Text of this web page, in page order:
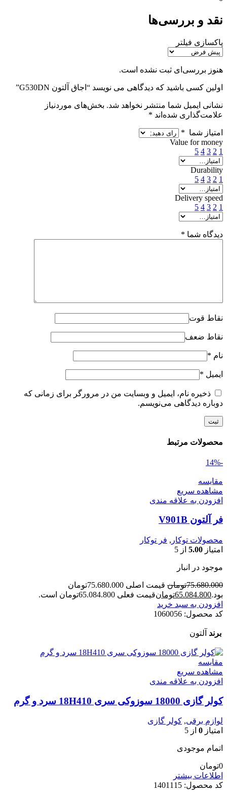
نقد و بررسی‌ها
پاکسازی فیلتر
هنوز بررسی‌ای ثبت نشده است.
اولین کسی باشید که دیدگاهی می نویسد “اجاق آلتون G530DN”
نشانی ایمیل شما منتشر نخواهد شد. بخش‌های موردنیاز
علامت‌گذاری شده‌اند *
امتیاز شما *
Value for money
1
2
3
4
5
Durability
1
2
3
4
5
Delivery speed
1
2
3
4
5
دیدگاه شما *
نقاط قوت
نقاط ضعف
نام *
ایمیل *
ذخیره نام، ایمیل و وبسایت من در مرورگر برای زمانی که
دوباره دیدگاهی می‌نویسم.
محصولات مرتبط
-14%
مقایسه
مشاهده سریع
افزودن به علاقه مندی
فر آلتون V901B
محصولات توکار , فر توکار
امتیاز 5.00 از 5
موجود در انبار
75.680.000تومان
قیمت اصلی 75.680.000تومان
بود.65.084.800تومانقیمت فعلی 65.084.800تومان است.
افزودن به سبد خرید
کد محصول: 1060056
برند آلتون
مقایسه
مشاهده سریع
افزودن به علاقه مندی
کولر گازی 18000 سوزوکی سری 18H410 سرد و گرم
لوازم برقی, کولر گازی
امتیاز 0 از 5
اتمام موجودی
0تومان
اطلاعات بیشتر
کد محصول: 1401115